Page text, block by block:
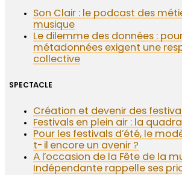
Son Clair : le podcast des
musique
Le dilemme des données :
métadonnées exigent une
collective
SPECTACLE
Création et devenir des
Festivals en plein air : la
Pour les festivals d’été, le
t-il encore un avenir ?
A l’occasion de la Fête de la
Indépendante rappelle ses